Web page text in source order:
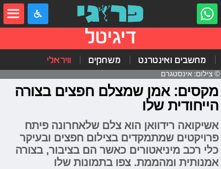
דיגיטל
מחשבים ואינטרנט משחקים וויראלי
© צילום: אינסטגרם
מקסים: אמן שמצלם חפצים בצורה
הייחודית שלו
אשיקואה רידוואן הוא צלם שלאחרונה פיתח
פרויקטים שמתמקדים בצילום חפצים ובעיקר
כלי רכב מיניאטורים כאשר הם בציבור, בצורה
אמנותית ומהממת. צפו בתמונות שלו